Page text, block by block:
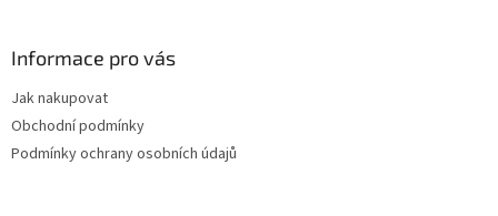
Informace pro vás
Jak nakupovat
Obchodní podmínky
Podmínky ochrany osobních údajů